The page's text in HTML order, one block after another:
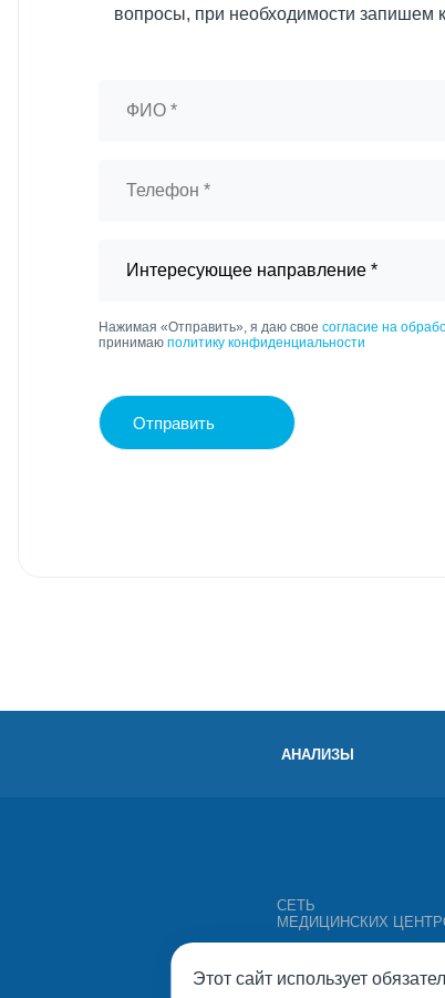
вопросы, при необходимости запишем
Нажимая «Отправить», я даю свое согласие на
принимаю политику конфиденциальности
Отправить
АНАЛИЗЫ
СЕТЬ
МЕДИЦИНСКИХ
Этот сайт использует